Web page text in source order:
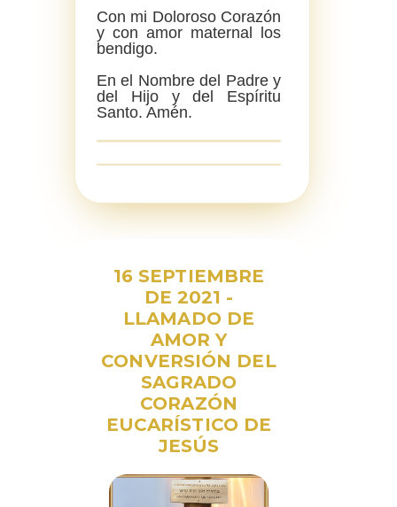
Con mi Doloroso Corazón
y con amor maternal los
bendigo.
En el Nombre del Padre y
del Hijo y del Espíritu
Santo. Amén.
16 SEPTIEMBRE
DE 2021 -
LLAMADO DE
AMOR Y
CONVERSIÓN DEL
SAGRADO
CORAZÓN
EUCARÍSTICO DE
JESÚS